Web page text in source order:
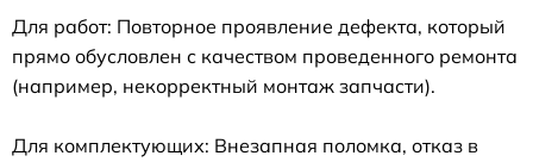
Для работ: Повторное проявление дефекта, который
прямо обусловлен с качеством проведенного ремонта
(например, некорректный монтаж запчасти).
Для комплектующих: Внезапная поломка, отказ в